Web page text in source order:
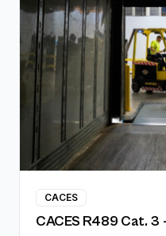
CACES
CACES R489 Cat.